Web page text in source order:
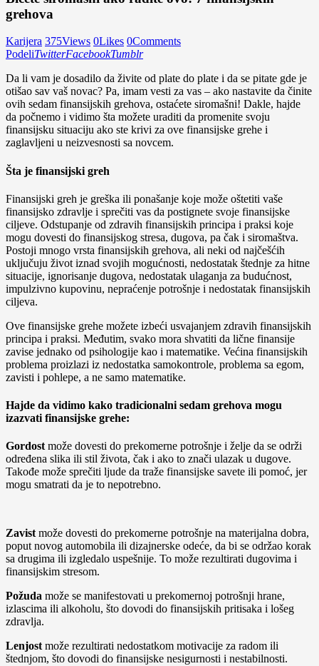
grehova
Karijera 375Views 0Likes 0Comments
PodeliTwitterFacebookTumblr
Da li vam je dosadilo da živite od plate do plate i da se pitate gde je
otišao sav vaš novac? Pa, imam vesti za vas – ako nastavite da činite
ovih sedam finansijskih grehova, ostaćete siromašni! Dakle, hajde
da počnemo i vidimo šta možete uraditi da promenite svoju
finansijsku situaciju ako ste krivi za ove finansijske grehe i
zaglavljeni u neizvesnosti sa novcem.
Šta je finansijski greh
Finansijski greh je greška ili ponašanje koje može oštetiti vaše
finansijsko zdravlje i sprečiti vas da postignete svoje finansijske
ciljeve. Odstupanje od zdravih finansijskih principa i praksi koje
mogu dovesti do finansijskog stresa, dugova, pa čak i siromaštva.
Postoji mnogo vrsta finansijskih grehova, ali neki od najčešćih
uključuju život iznad svojih mogućnosti, nedostatak štednje za hitne
situacije, ignorisanje dugova, nedostatak ulaganja za budućnost,
impulzivno kupovinu, nepraćenje potrošnje i nedostatak finansijskih
ciljeva.
Ove finansijske grehe možete izbeći usvajanjem zdravih finansijskih
principa i praksi. Međutim, svako mora shvatiti da lične finansije
zavise jednako od psihologije kao i matematike. Većina finansijskih
problema proizlazi iz nedostatka samokontrole, problema sa egom,
zavisti i pohlepe, a ne samo matematike.
Hajde da vidimo kako tradicionalni sedam grehova mogu
izazvati finansijske grehe:
Gordostmože dovesti do prekomerne potrošnje i želje da se održi
određena slika ili stil života, čak i ako to znači ulazak u dugove.
Takođe može sprečiti ljude da traže finansijske savete ili pomoć, jer
mogu smatrati da je to nepotrebno.
Zavistmože dovesti do prekomerne potrošnje na materijalna dobra,
poput novog automobila ili dizajnerske odeće, da bi se održao korak
sa drugima ili izgledalo uspešnije. To može rezultirati dugovima i
finansijskim stresom.
Požuda može se manifestovati u prekomernoj potrošnji hrane,
izlascima ili alkoholu, što dovodi do finansijskih pritisaka i lošeg
zdravlja.
Lenjostmože rezultirati nedostatkom motivacije za radom ili
štednjom, što dovodi do finansijske nesigurnosti i nestabilnosti.